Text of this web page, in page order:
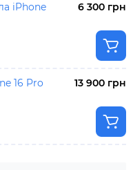
iPhone
6 300 грн
16 Pro
13 900 грн